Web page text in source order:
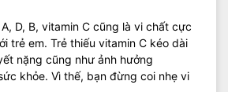
D, B, vitamin C cũng là vi chất cực
trẻ em. Trẻ thiếu vitamin C kéo dài
nặng cũng như ảnh hưởng
khỏe. Vì thế, bạn đừng coi nhẹ vi